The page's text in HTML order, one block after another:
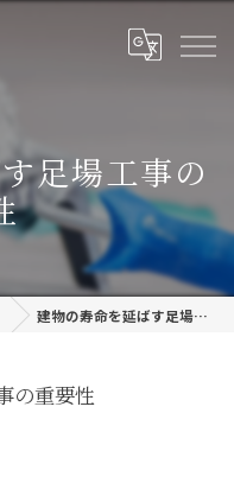
足場工事の
建物の寿命を延ばす足場工事の重要性
の重要性